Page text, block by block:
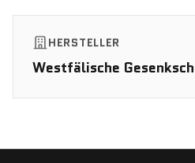
HERSTELLER
Westfälische